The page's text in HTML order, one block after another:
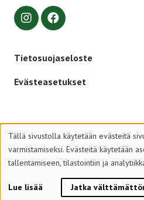
Tietosuojaseloste
Evästeasetukset
© 2026 Suomen
Tällä sivustolla käytetään evästeitä
varmistamiseksi. Evästeitä käytetään
tallentamiseen, tilastointiin ja
Lue lisää Jatka